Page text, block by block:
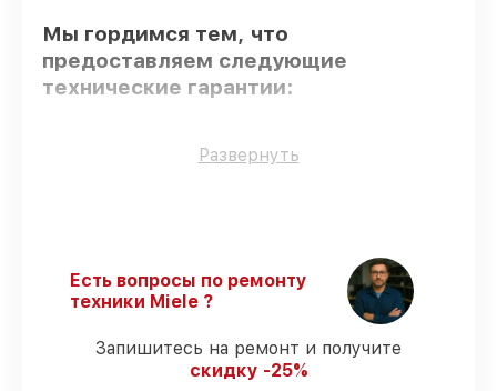
Мы гордимся тем, что
предоставляем следующие
технические гарантии:
Оригинальные детали– гарантируем
Соблюдение сроков починки–
соблюдаем сроки сервиса кофемашины
CM 5510 Rose Gold ROPF, согласованные
с клиентом.
Сервис с гарантией– предоставляем
Развернуть
Есть вопросы по ремонту
техники Miele ?
Запишитесь на ремонт и получите
скидку -25%